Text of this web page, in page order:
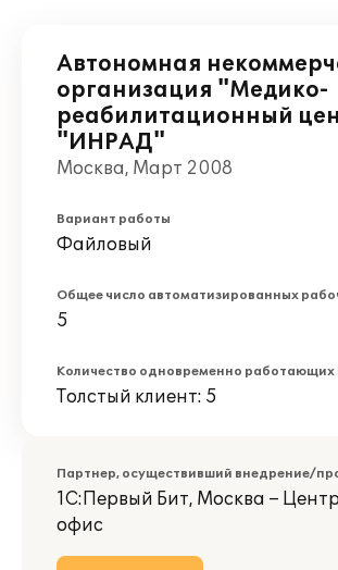
Автономная
организация "Медико-
реабилитационный
"ИНРАД"
Москва, Март 2008
Вариант работы
Файловый
Общее число автоматизированных
5
Количество одновременно работающих
Толстый клиент: 5
Партнер, осуществивший внедрение/
1С:Первый Бит, Москва –
офис